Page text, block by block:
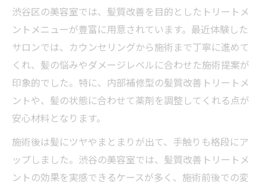
渋谷区の美容室では、髪質改善を目的としたトリートメ
ントメニューが豊富に用意されています。最近体験した
サロンでは、カウンセリングから施術まで丁寧に進めて
くれ、髪の悩みやダメージレベルに合わせた施術提案が
印象的でした。特に、内部補修型の髪質改善トリートメ
ントや、髪の状態に合わせて薬剤を調整してくれる点が
安心材料となります。
施術後は髪にツヤやまとまりが出て、手触りも格段にア
ップしました。渋谷の美容室では、髪質改善トリートメ
ントの効果を実感できるケースが多く、施術前後での変